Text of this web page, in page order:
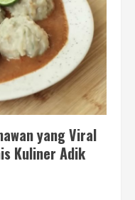
yang Viral
Kuliner Adik